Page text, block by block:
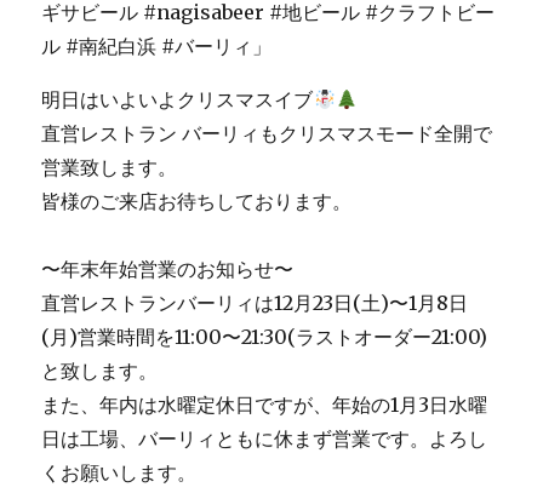
明日はいよいよクリスマスイブ
直営レストラン バーリィもクリスマスモード全開で
営業致します。
皆様のご来店お待ちしております。
〜年末年始営業のお知らせ〜
直営レストランバーリィは12月23日(土)〜1月8日
(月)営業時間を11:00〜21:30(ラストオーダー21:00)
と致します。
また、年内は水曜定休日ですが、年始の1月3日水曜
日は工場、バーリィともに休まず営業です。よろし
くお願いします。